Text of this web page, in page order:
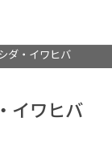
ダ・イワヒバ
イワヒバ